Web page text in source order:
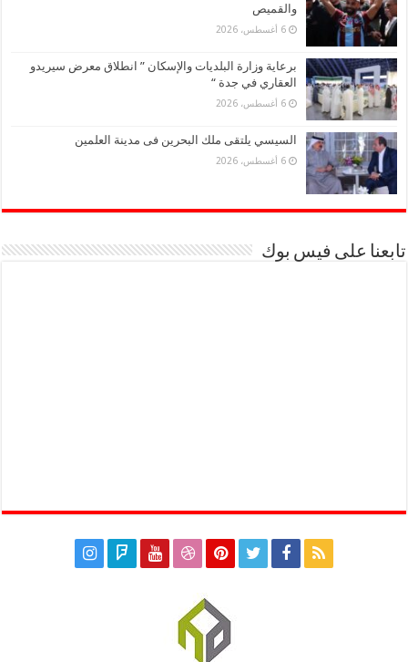
والقميص
6 أغسطس، 2026
برعاية وزارة البلديات والإسكان ” انطلاق معرض سيريدو
العقاري في جدة “
6 أغسطس، 2026
السيسي يلتقى ملك البحرين فى مدينة العلمين
6 أغسطس، 2026
تابعنا على فيس بوك